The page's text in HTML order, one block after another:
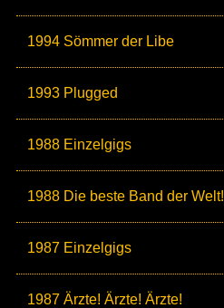
1994 Sömmer der Libe
1993 Plugged
1988 Einzelgigs
1988 Die beste Band der Welt!
1987 Einzelgigs
1987 Ärzte! Ärzte! Ärzte!